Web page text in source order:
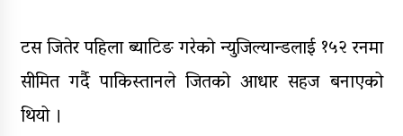
टस जितेर पहिला ब्याटिङ गरेको न्युजिल्यान्डलाई १५२ रनमा
सीमित गर्दै पाकिस्तानले जितको आधार सहज बनाएको
थियो ।